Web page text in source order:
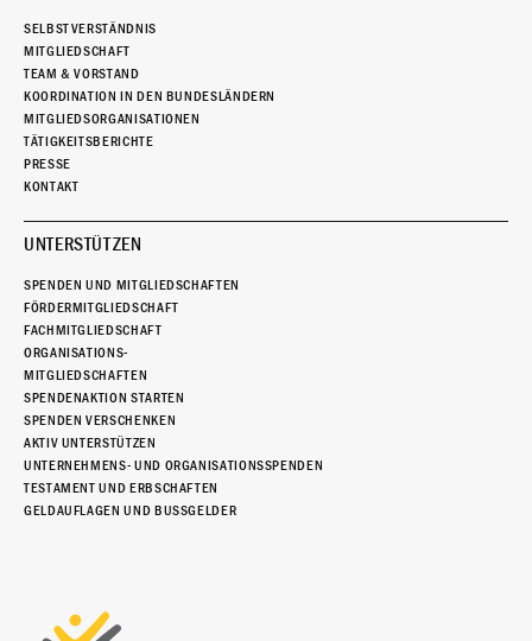
SELBSTVERSTÄNDNIS
MITGLIEDSCHAFT
TEAM & VORSTAND
KOORDINATION IN DEN BUNDESLÄNDERN
MITGLIEDSORGANISATIONEN
TÄTIGKEITSBERICHTE
PRESSE
KONTAKT
UNTERSTÜTZEN
SPENDEN UND MITGLIEDSCHAFTEN
FÖRDERMITGLIEDSCHAFT
FACHMITGLIEDSCHAFT
ORGANISATIONS-
MITGLIEDSCHAFTEN
SPENDENAKTION STARTEN
SPENDEN VERSCHENKEN
AKTIV UNTERSTÜTZEN
UNTERNEHMENS- UND ORGANISATIONSSPENDEN
TESTAMENT UND ERBSCHAFTEN
GELDAUFLAGEN UND BUSSGELDER